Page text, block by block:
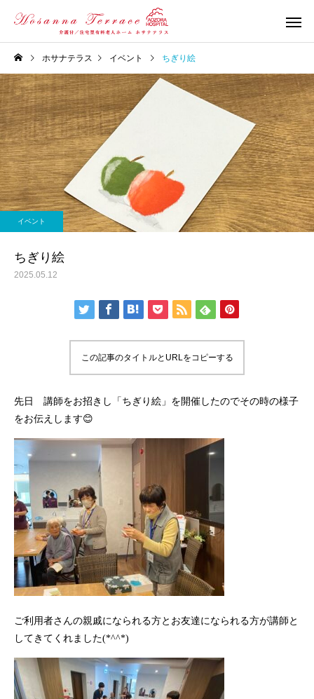
ホサナテラス イベント ちぎり絵
イベント
ちぎり絵
2025.05.12
この記事のタイトルとURLをコピーする
先日 講師をお招きし「ちぎり絵」を開催したのでその時の様子
をお伝えします😊
ご利用者さんの親戚になられる方とお友達になられる方が講師と
してきてくれました(*^^*)